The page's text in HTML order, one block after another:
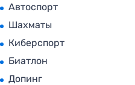
Автоспорт
Шахматы
Киберспорт
Биатлон
Допинг